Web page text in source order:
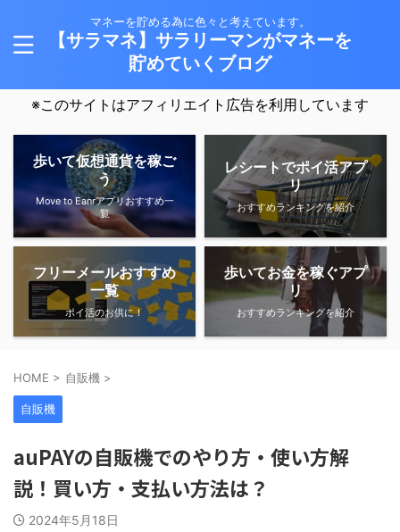
マネーを貯める為に色々と考えています。
【サラマネ】サラリーマンがマネーを
貯めていくブログ
※このサイトはアフィリエイト広告を利用しています
歩いて仮想通貨を稼ご
う
Move to Eanrアプリおすすめ一
覧
レシートでポイ活アプ
リ
おすすめランキングを紹介
フリーメールおすすめ
一覧
ポイ活のお供に！
歩いてお金を稼ぐアプ
リ
おすすめランキングを紹介
HOME > 自販機 >
自販機
auPAYの自販機でのやり方・使い方解
説！買い方・支払い方法は？
2024年5月18日